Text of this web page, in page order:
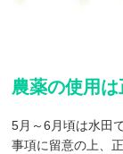
農薬の使用は
5月～6月頃は水田
事項に留意の上、